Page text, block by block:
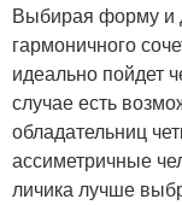
Выбирая форму и
гармоничного
идеально пойдет
случае есть
обладательниц
ассиметричные
личика лучше